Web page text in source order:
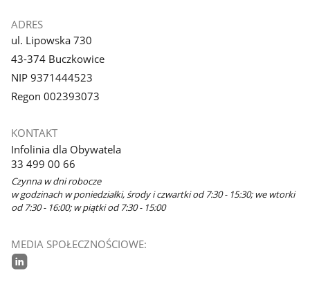
ADRES
ul. Lipowska 730
43-374 Buczkowice
NIP 9371444523
Regon 002393073
KONTAKT
Infolinia dla Obywatela
33 499 00 66
Czynna w dni robocze
w godzinach w poniedziałki, środy i czwartki od 7:30 - 15:30; we wtorki
od 7:30 - 16:00; w piątki od 7:30 - 15:00
MEDIA SPOŁECZNOŚCIOWE: